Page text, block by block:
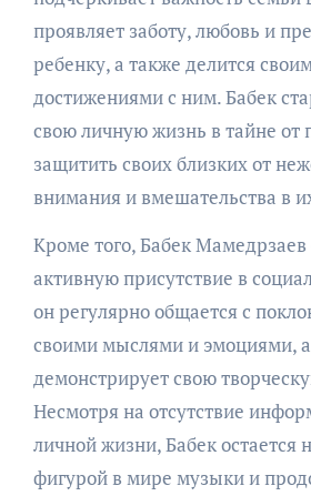
проявляет заботу, любовь и
ребенку, а также делится
достижениями с ним. Бабек
свою личную жизнь в тайне от
защитить своих близких от
внимания и вмешательства в
Кроме того, Бабек Мамедрзаев
активную присутствие в
он регулярно общается с
своими мыслями и эмоциями,
демонстрирует свою
Несмотря на отсутствие
личной жизни, Бабек остается
фигурой в мире музыки и